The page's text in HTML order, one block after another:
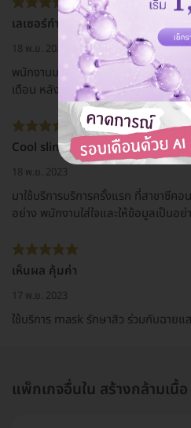
เลเซอร์กำจัดขน
18 พ.ย. 2023
พนักงานบริการดี และให้บริการดี นัดคิว
เดือน หลังจากมาทำทุกเดือนติดต่อกัน
Cool slim
18 พ.ย. 2023
มาใช้บริการบริการครั้งแรก ที่สาขาซีค
อย่าง พนักงานใส่ใจและให้ข้อมูลเป็นอ
เห็นผล คุ้มค่า
17 พ.ย. 2023
ใช้บริการ mask รักษาสิว ร่วมกับฉาย
แพ็กเกจอื่นใน สร้างกล้ามเนื้